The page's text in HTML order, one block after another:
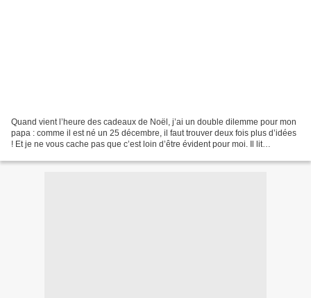
Quand vient l’heure des cadeaux de Noël, j’ai un double dilemme pour mon
papa : comme il est né un 25 décembre, il faut trouver deux fois plus d’idées
! Et je ne vous cache pas que c’est loin d’être évident pour moi. Il lit